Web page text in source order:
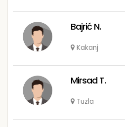
Bajrić N.
Kakanj
Mirsad T.
Tuzla